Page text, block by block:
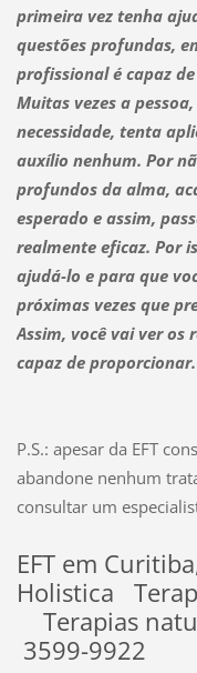
primeira vez tenha
questões profundas,
profissional é capaz
Muitas vezes a
necessidade, tenta
auxílio nenhum. Por
profundos da alma,
esperado e assim,
realmente eficaz. Por
ajudá-lo e para que
próximas vezes que
Assim, você vai ver os
capaz de proporcionar.
P.S.: apesar da EFT
abandone nenhum
consultar um
EFT em
Holistica
Terapias
3599-9922